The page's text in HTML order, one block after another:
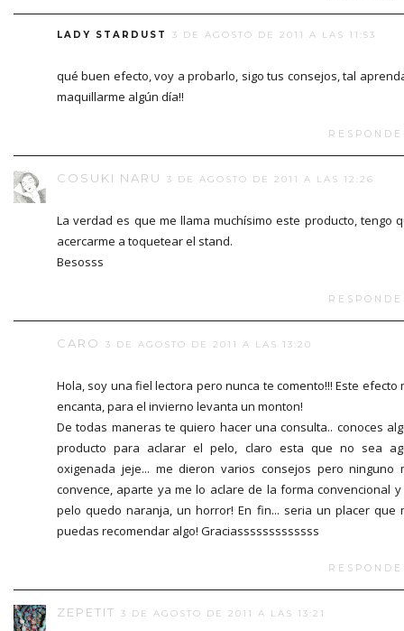
LADY STARDUST 3 DE AGOSTO DE 2011 A LAS 11:53
qué buen efecto, voy a probarlo, sigo tus consejos, tal
maquillarme algún día!!
COSUKI NARU 3 DE AGOSTO DE 2011 A LAS 12:26
La verdad es que me llama muchísimo este producto, tengo
acercarme a toquetear el stand.
Besosss
CARO 3 DE AGOSTO DE 2011 A LAS 13:20
Hola, soy una fiel lectora pero nunca te comento!!! Este efecto
encanta, para el invierno levanta un monton!
De todas maneras te quiero hacer una consulta.. conoces
producto para aclarar el pelo, claro esta que no sea
oxigenada jeje... me dieron varios consejos pero ninguno
convence, aparte ya me lo aclare de la forma convencional y
pelo quedo naranja, un horror! En fin... seria un placer que
puedas recomendar algo! Graciasssssssssssss
ZEPETIT 3 DE AGOSTO DE 2011 A LAS 13:21